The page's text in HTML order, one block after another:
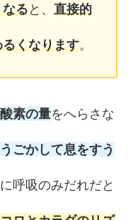
ると、 直接的
くなります。
素の量をへらさな
ごかして息をすう
呼吸のみだれだと